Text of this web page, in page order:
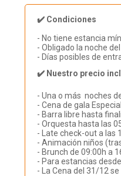
✔️ Condiciones
- No tiene estancia
- Obligado la noche
- Días posibles de
✔️ Nuestro precio
- Una o más noches
- Cena de gala
- Barra libre hasta
- Orquesta hasta las
- Late check-out a las
- Animación niños
- Brunch de 09:00h a
- Para estancias
- La Cena del 31/12